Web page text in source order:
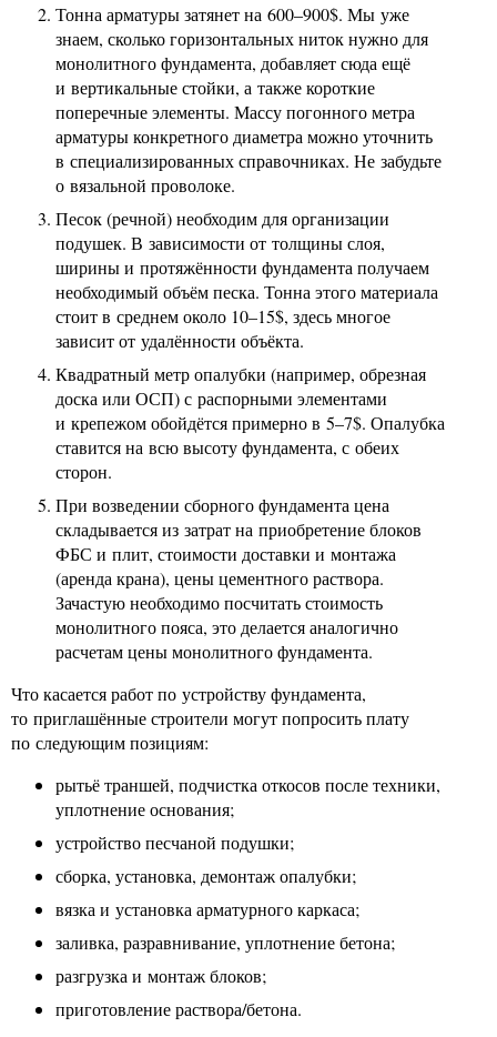
Тонна арматуры затянет на 600–900$. Мы уже
знаем, сколько горизонтальных ниток нужно для
монолитного фундамента, добавляет сюда ещё
и вертикальные стойки, а также короткие
поперечные элементы. Массу погонного метра
арматуры конкретного диаметра можно уточнить
в специализированных справочниках. Не забудьте
о вязальной проволоке.
Песок (речной) необходим для организации
подушек. В зависимости от толщины слоя,
ширины и протяжённости фундамента получаем
необходимый объём песка. Тонна этого материала
стоит в среднем около 10–15$, здесь многое
зависит от удалённости объёкта.
Квадратный метр опалубки (например, обрезная
доска или ОСП) с распорными элементами
и крепежом обойдётся примерно в 5–7$. Опалубка
ставится на всю высоту фундамента, с обеих
сторон.
При возведении сборного фундамента цена
складывается из затрат на приобретение блоков
ФБС и плит, стоимости доставки и монтажа
(аренда крана), цены цементного раствора.
Зачастую необходимо посчитать стоимость
монолитного пояса, это делается аналогично
расчетам цены монолитного фундамента.
Что касается работ по устройству фундамента,
то приглашённые строители могут попросить плату
по следующим позициям:
рытьё траншей, подчистка откосов после техники,
уплотнение основания;
устройство песчаной подушки;
сборка, установка, демонтаж опалубки;
вязка и установка арматурного каркаса;
заливка, разравнивание, уплотнение бетона;
разгрузка и монтаж блоков;
приготовление раствора/бетона.